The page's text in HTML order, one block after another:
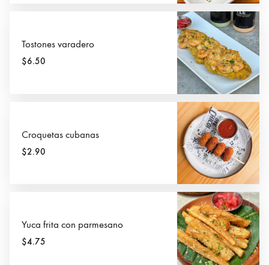
Tostones varadero
$6.50
Croquetas cubanas
$2.90
Yuca frita con parmesano
$4.75